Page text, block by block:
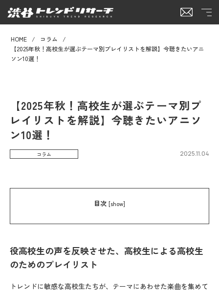
HOME
コラム
【2025年秋！高校生が選ぶテーマ別プレイリストを解説】今聴きたいアニ
ソン10選！
【2025年秋！高校生が選ぶテーマ別プ
レイリストを解説】今聴きたいアニソ
ン10選！
コラム 2025.11.04
目次 [show]
役高校生の声を反映させた、高校生による高校生
のためのプレイリスト
トレンドに敏感な高校生たちが、テーマにあわせた楽曲を集めて